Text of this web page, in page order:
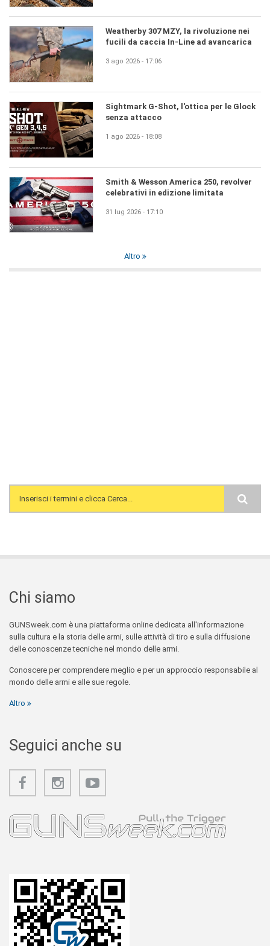
Weatherby 307 MZY, la rivoluzione nei
fucili da caccia In-Line ad avancarica
3 ago 2026 - 17:06
Sightmark G-Shot, l'ottica per le Glock
senza attacco
1 ago 2026 - 18:08
Smith & Wesson America 250, revolver
celebrativi in edizione limitata
31 lug 2026 - 17:10
Altro
Search form
Chi siamo
GUNSweek.com è una piattaforma online dedicata all'informazione
sulla cultura e la storia delle armi, sulle attività di tiro e sulla diffusione
delle conoscenze tecniche nel mondo delle armi.
Conoscere per comprendere meglio e per un approccio responsabile al
mondo delle armi e alle sue regole.
Altro
Seguici anche su